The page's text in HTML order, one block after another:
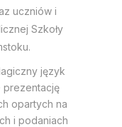
uczniów i
Szkoły
język
prezentację
opartych na
i podaniach